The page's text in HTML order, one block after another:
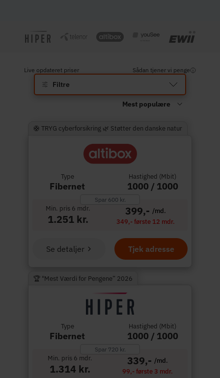
Live opdateret priser Sådan tjener vi penge
Filtre
🛟 TRYG cyberforsikring 🌿 Støtter den danske natur
Type
Fibernet
Hastighed (Mbit)
1000 / 1000
Spar 600 kr.
Min. pris 6 mdr.
1.251 kr.
399,- /md.
349,- første 12 mdr.
Tjek adresse
Se detaljer
🏆 "Mest Værdi for Pengene” 2026
Type
Fibernet
Hastighed (Mbit)
1000 / 1000
Spar 720 kr.
Min. pris 6 mdr.
1.314 kr.
339,- /md.
99,- første 3 mdr.